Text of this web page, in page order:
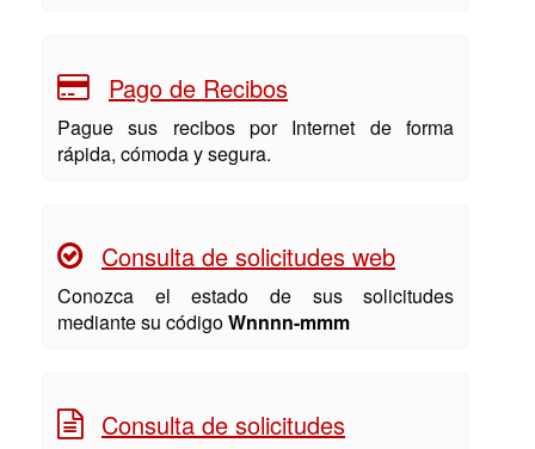
Pago de Recibos
Pague sus recibos por Internet de forma
rápida, cómoda y segura.
Consulta de solicitudes web
Conozca el estado de sus solicitudes
mediante su códigoWnnnn-mmm
Consulta de solicitudes